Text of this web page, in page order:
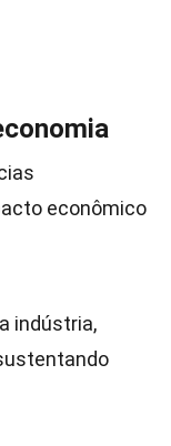
econômico
indústria,